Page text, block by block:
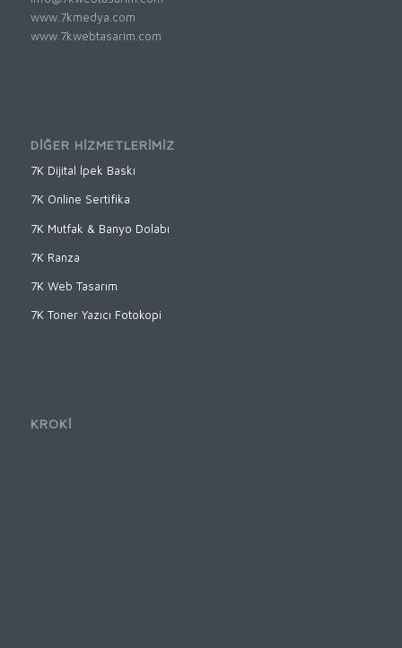
www.7kmedya.com
www.7kwebtasarim.com
DİĞER HİZMETLERİMİZ
7K Dijital İpek Baskı
7K Online Sertifika
7K Mutfak & Banyo Dolabı
7K Ranza
7K Web Tasarım
7K Toner Yazıcı Fotokopi
KROKİ